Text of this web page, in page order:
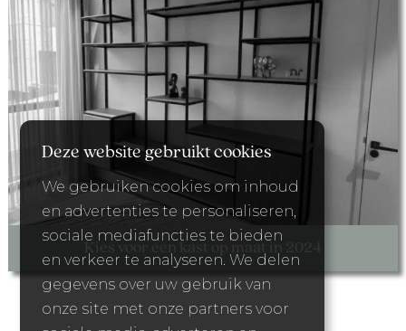
Deze website gebruikt cookies
We gebruiken cookies om inhoud
en advertenties te personaliseren,
sociale mediafuncties te bieden
en verkeer te analyseren. We delen
gegevens over uw gebruik van
onze site met onze partners voor